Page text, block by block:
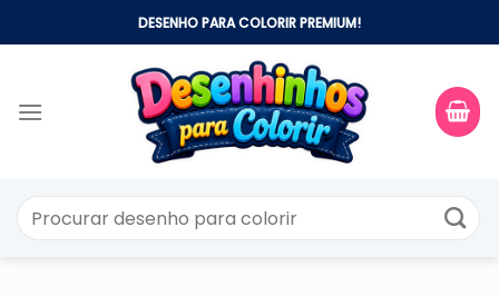
to
DESENHO PARA COLORIR PREMIUM!
por: